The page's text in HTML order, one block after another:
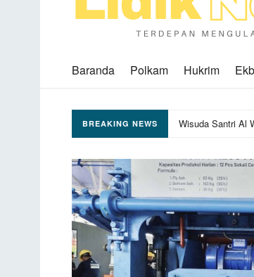
Baranda Polkam Hukrim
BREAKING NEWS Wisuda Santri Al